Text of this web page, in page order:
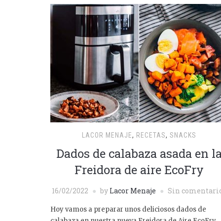
LACOR MENAJE, RECETAS, SNACKS
Dados de calabaza asada en
Freidora de aire EcoFry
16/02/2022 by Lacor Menaje Sin
Hoy vamos a preparar unos deliciosos dados de